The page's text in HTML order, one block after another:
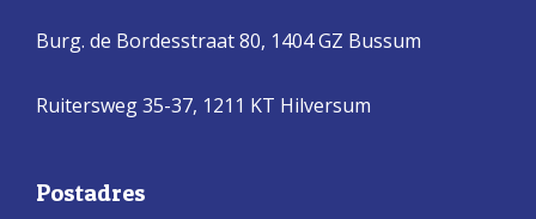
Burg. de Bordesstraat 80, 1404 GZ Bussum
Ruitersweg 35-37, 1211 KT Hilversum
Postadres